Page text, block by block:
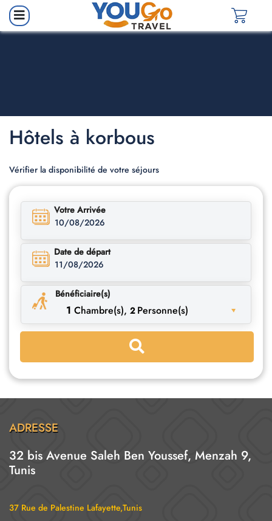
Hôtels à korbous
Vérifier la disponibilité de votre séjours
Votre Arrivée
10/08/2026
Date de départ
11/08/2026
Bénéficiaire(s)
1 Chambre(s), 2 Personne(s)
ADRESSE
32 bis Avenue Saleh Ben Youssef, Menzah 9,
Tunis
37 Rue de Palestine Lafayette,Tunis